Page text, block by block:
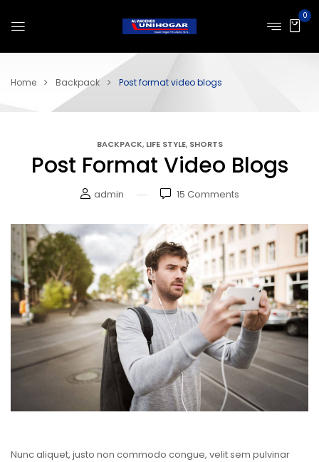
0
Home Backpack Post format video blogs
BACKPACK, LIFE STYLE, SHORTS
Post Format Video Blogs
admin 15 Comments
Nunc aliquet, justo non commodo congue, velit sem pulvinar